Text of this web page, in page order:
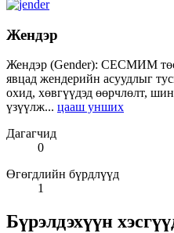
Жендэр
Жендэр (Gender): СЕСМИМ
явцад жендерийн асуудлыг
охид, хөвгүүдэд өөрчлөлт,
үзүүлж... цааш унших
Дагагчид
0
Өгөгдлийн бүрдлүүд
1
Бүрэлдэхүүн